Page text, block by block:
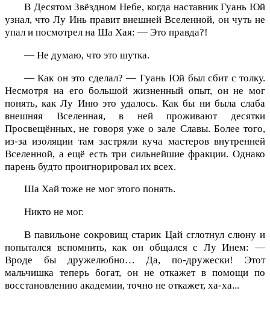
В Десятом Звёздном Небе, когда наставник Гуань Юй
узнал, что Лу Инь правит внешней Вселенной, он чуть не
упал и посмотрел на Ша Хая: — Это правда?!
— Не думаю, что это шутка.
— Как он это сделал? — Гуань Юй был сбит с толку.
Несмотря на его большой жизненный опыт, он не мог
понять, как Лу Иню это удалось. Как бы ни была слаба
внешняя Вселенная, в ней проживают десятки
Просвещённых, не говоря уже о зале Славы. Более того,
из-за изоляции там застряли куча мастеров внутренней
Вселенной, а ещё есть три сильнейшие фракции. Однако
парень будто проигнорировал их всех.
Ша Хай тоже не мог этого понять.
Никто не мог.
В павильоне сокровищ старик Цай сглотнул слюну и
попытался вспомнить, как он общался с Лу Инем: —
Вроде бы дружелюбно… Да, по-дружески! Этот
мальчишка теперь богат, он не откажет в помощи по
восстановлению академии, точно не откажет, ха-ха...